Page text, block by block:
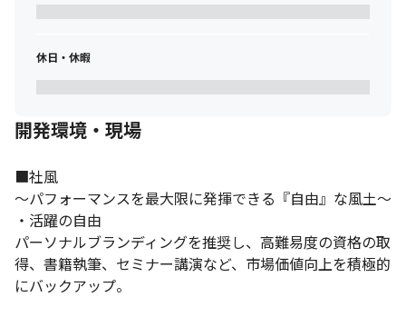
休日・休暇
開発環境・現場
■社風
～パフォーマンスを最大限に発揮できる『自由』な風土～
・活躍の自由
パーソナルブランディングを推奨し、高難易度の資格の取
得、書籍執筆、セミナー講演など、市場価値向上を積極的
にバックアップ。